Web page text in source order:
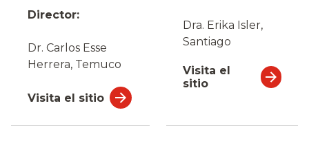
Director:
Dr. Carlos Esse
Herrera, Temuco
Visita el sitio
Dra. Erika Isler,
Santiago
Visita el
sitio